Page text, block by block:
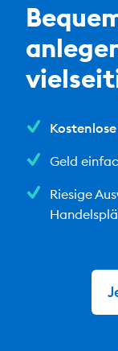
Kostenlose
Geld
Riesige